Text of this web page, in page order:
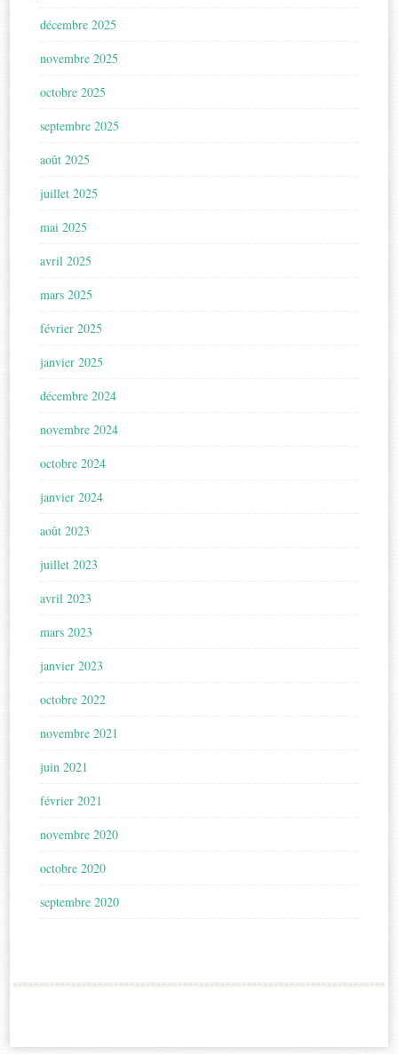
décembre 2025
novembre 2025
octobre 2025
septembre 2025
août 2025
juillet 2025
mai 2025
avril 2025
mars 2025
février 2025
janvier 2025
décembre 2024
novembre 2024
octobre 2024
janvier 2024
août 2023
juillet 2023
avril 2023
mars 2023
janvier 2023
octobre 2022
novembre 2021
juin 2021
février 2021
novembre 2020
octobre 2020
septembre 2020